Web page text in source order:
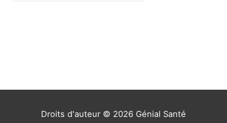
Droits d'auteur © 2026 Génial Santé